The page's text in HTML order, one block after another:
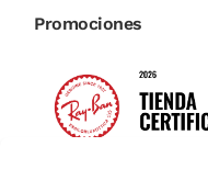
Promociones